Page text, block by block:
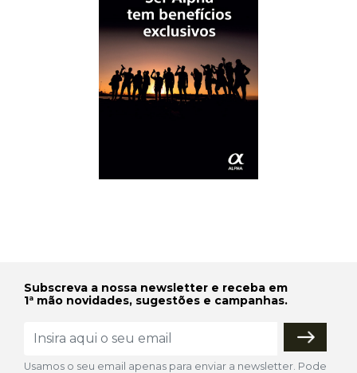
Subscreva a nossa newsletter e receba em
1ª mão novidades, sugestões e campanhas.
Usamos o seu email apenas para enviar a newsletter. Pode